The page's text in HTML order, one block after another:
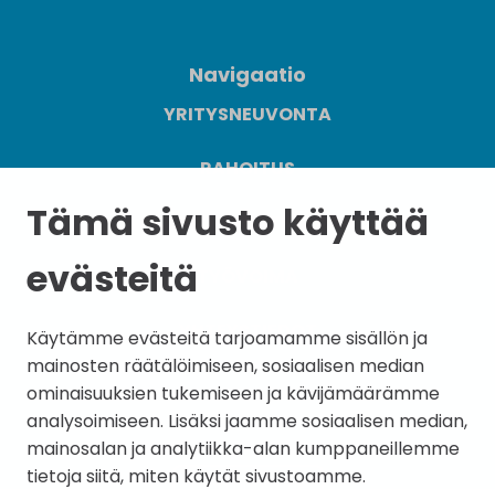
Tämä sivusto käyttää
evästeitä
Käytämme evästeitä tarjoamamme sisällön ja
mainosten räätälöimiseen, sosiaalisen median
ominaisuuksien tukemiseen ja kävijämäärämme
analysoimiseen. Lisäksi jaamme sosiaalisen median,
mainosalan ja analytiikka-alan kumppaneillemme
tietoja siitä, miten käytät sivustoamme.
Navigaatio
YRITYSNEUVONTA
RAHOITUS
SIJOITU JANAKKALAAN
YHTEYSTIEDOT